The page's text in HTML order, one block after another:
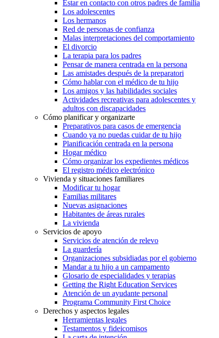
Estar en contacto con otros padres de familia
Los adolescentes
Los hermanos
Red de personas de confianza
Malas interpretaciones del comportamiento
El divorcio
La terapia para los padres
Pensar de manera centrada en la persona
Las amistades después de la preparatori
Cómo hablar con el médico de tu hijo
Los amigos y las habilidades sociales
Actividades recreativas para adolescentes y
adultos con discapacidades
Cómo planificar y organizarte
Preparativos para casos de emergencia
Cuando ya no puedas cuidar de tu hijo
Planificación centrada en la persona
Hogar médico
Cómo organizar los expedientes médicos
El registro médico electrónico
Vivienda y situaciones familiares
Modificar tu hogar
Familias militares
Nuevas asignaciones
Habitantes de áreas rurales
La vivienda
Servicios de apoyo
Servicios de atención de relevo
La guardería
Organizaciones subsidiadas por el gobierno
Mandar a tu hijo a un campamento
Glosario de especialidades y terapias
Getting the Right Education Services
Atención de un ayudante personal
Programa Community First Choice
Derechos y aspectos legales
Herramientas legales
Testamentos y fideicomisos